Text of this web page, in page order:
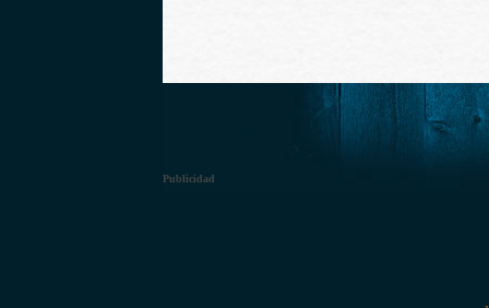
Publicidad